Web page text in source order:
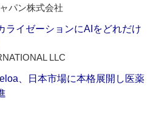
パン株式会社
ライゼーションにAIをどれだけ
LLC
、日本市場に本格展開し医薬